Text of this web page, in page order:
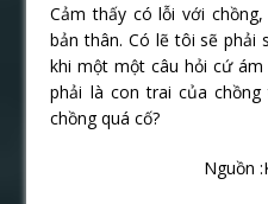
Cảm thấy có lỗi với
bản thân. Có lẽ tôi sẽ phải
khi một một câu hỏi cứ
phải là con trai của
chồng quá cố?
Nguồn